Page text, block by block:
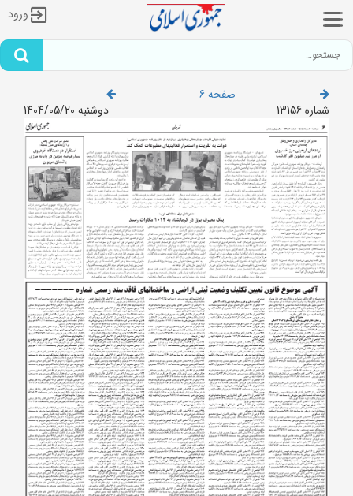
ورود
صفحه 6
شماره 13156
دوشنبه 1404/05/20